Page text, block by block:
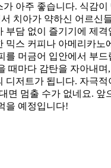
아주 좋습니다. 식감이
치아가 약하신 어르신
부담 없이 즐기기에 제격
믹스 커피나 아메리카노
를 머금어 입안에서 부
때마다 감탄을 자아내며
디저트가 됩니다. 자극
면 멈출 수가 없네요. 앞
을 예정입니다!